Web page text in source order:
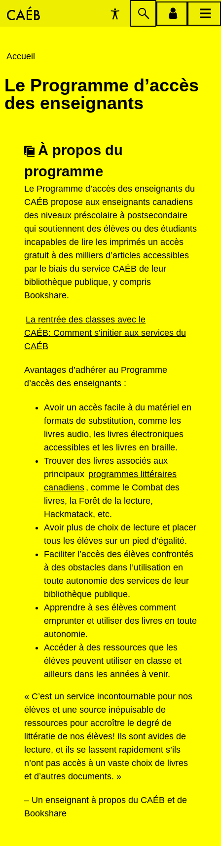
Préférences
d'accessibilité
Passer
menu
menu
Fil
Accueil
Le Programme d’accès
des enseignants
À propos du
programme
Le Programme d’accès des enseignants du
CAÉB propose aux enseignants canadiens
des niveaux préscolaire à postsecondaire
qui soutiennent des élèves ou des étudiants
incapables de lire les imprimés un accès
gratuit à des milliers d’articles accessibles
par le biais du service CAÉB de leur
bibliothèque publique, y compris
Bookshare.
La rentrée des classes avec le
CAÉB: Comment s’initier aux services du
CAÉB
Avantages d’adhérer au Programme
d’accès des enseignants :
Avoir un accès facile à du matériel en
formats de substitution, comme les
livres audio, les livres électroniques
accessibles et les livres en braille.
Trouver des livres associés aux
principaux programmes littéraires
canadiens , comme le Combat des
livres, la Forêt de la lecture,
Hackmatack, etc.
Avoir plus de choix de lecture et placer
tous les élèves sur un pied d’égalité.
Faciliter l’accès des élèves confrontés
à des obstacles dans l’utilisation en
toute autonomie des services de leur
bibliothèque publique.
Apprendre à ses élèves comment
emprunter et utiliser des livres en toute
autonomie.
Accéder à des ressources que les
élèves peuvent utiliser en classe et
ailleurs dans les années à venir.
« C’est un service incontournable pour nos
élèves et une source inépuisable de
ressources pour accroître le degré de
littératie de nos élèves! Ils sont avides de
lecture, et ils se lassent rapidement s’ils
n’ont pas accès à un vaste choix de livres
et d’autres documents. »
– Un enseignant à propos du CAÉB et de
Bookshare